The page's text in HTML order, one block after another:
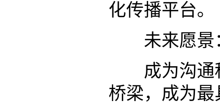
化传播平台。
未来愿景
成为沟通科
桥梁，成为